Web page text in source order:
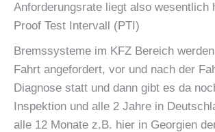
Anforderungsrate liegt also wesentlich
Proof Test Intervall (PTI)
Bremssysteme im KFZ Bereich
Fahrt angefordert, vor und nach der
Diagnose statt und dann gibt es da
Inspektion und alle 2 Jahre in
alle 12 Monate z.B. hier in Georgien